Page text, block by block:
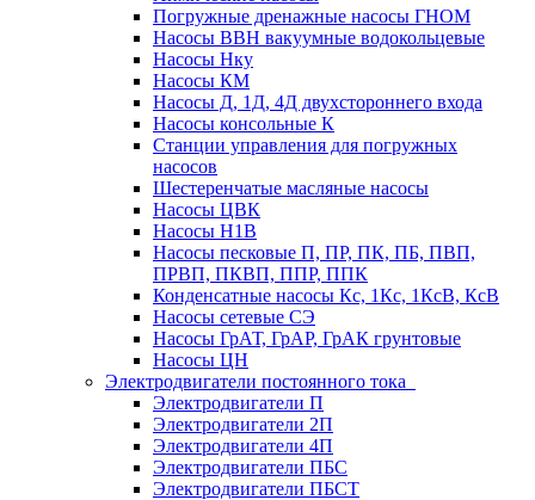
Погружные дренажные насосы ГНОМ
Насосы ВВН вакуумные водокольцевые
Насосы Нку
Насосы КМ
Насосы Д, 1Д, 4Д двухстороннего входа
Насосы консольные К
Станции управления для погружных
насосов
Шестеренчатые масляные насосы
Насосы ЦВК
Насосы Н1В
Насосы песковые П, ПР, ПК, ПБ, ПВП,
ПРВП, ПКВП, ППР, ППК
Конденсатные насосы Кс, 1Кс, 1КсВ, КсВ
Насосы сетевые СЭ
Насосы ГрАТ, ГрАР, ГрАК грунтовые
Насосы ЦН
Электродвигатели постоянного тока
Электродвигатели П
Электродвигатели 2П
Электродвигатели 4П
Электродвигатели ПБС
Электродвигатели ПБСТ